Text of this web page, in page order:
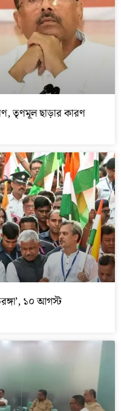
তৃণমূল ছাড়ার কারণ
১০ আগস্ট